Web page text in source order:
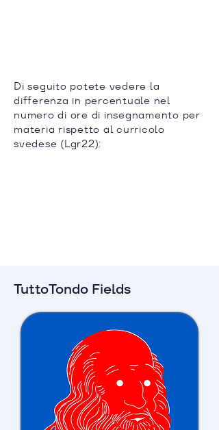
Di seguito potete vedere la
differenza in percentuale nel
numero di ore di insegnamento per
materia rispetto al curricolo
svedese (Lgr22):
TuttoTondo Fields